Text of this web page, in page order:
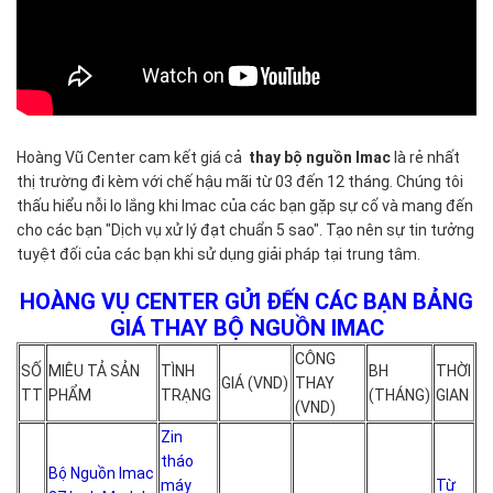
mắt
xem
trình
xử
lý
và
thay
nguồn
một
Hoàng Vũ Center cam kết giá cả thay bộ nguồn Imac là rẻ nhất
thị trường đi kèm với chế hậu mãi từ 03 đến 12 tháng. Chúng tôi
thấu hiểu nỗi lo lắng khi Imac của các bạn gặp sự cố và mang đến
cho các bạn "Dịch vụ xử lý đạt chuẩn 5 sao". Tạo nên sự tin tưởng
tuyệt đối của các bạn khi sử dụng giải pháp tại trung tâm.
HOÀNG VỤ CENTER GỬI ĐẾN CÁC BẠN BẢNG
GIÁ THAY BỘ NGUỒN IMAC
SỐ
TT
MIÊU TẢ SẢN
PHẨM
TÌNH
TRẠNG
GIÁ (VND)
CÔNG
THAY
(VND)
BH
(THÁNG)
THỜI
GIAN
Bộ Nguồn Imac
Zin
tháo
máy
Từ